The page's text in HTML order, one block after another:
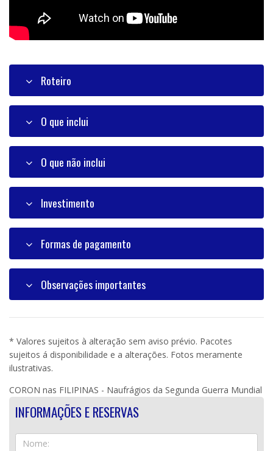
Roteiro
O que inclui
O que não inclui
Investimento
Formas de pagamento
Observações importantes
* Valores sujeitos à alteração sem aviso prévio. Pacotes
sujeitos á disponibilidade e a alterações. Fotos meramente
ilustrativas.
CORON nas FILIPINAS - Naufrágios da Segunda Guerra Mundial
INFORMAÇÕES E RESERVAS